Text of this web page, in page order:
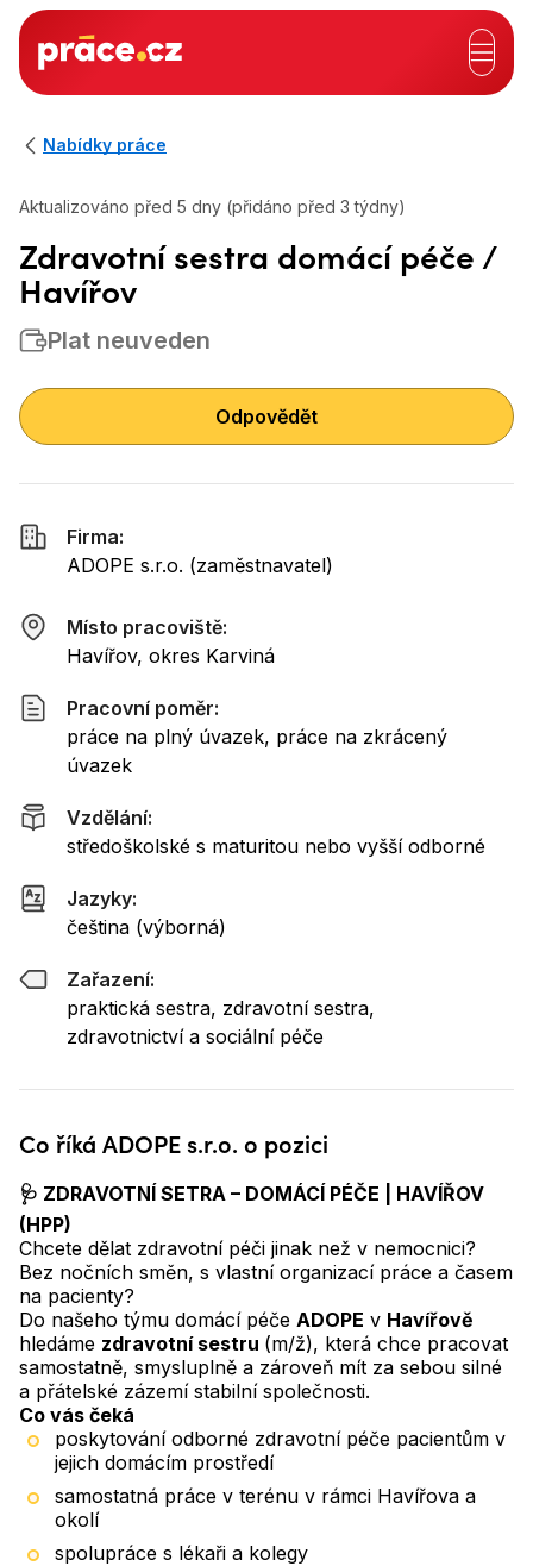
Hlavní záhlaví
Nabídky práce
Aktualizováno před 5 dny (přidáno před 3 týdny)
Zdravotní sestra domácí péče /
Havířov
Plat neuveden
Odpovědět
Firma:
ADOPE s.r.o. (zaměstnavatel)
Místo pracoviště:
Havířov, okres Karviná
Pracovní poměr:
práce na plný úvazek, práce na zkrácený
úvazek
Vzdělání:
středoškolské s maturitou nebo vyšší odborné
Jazyky:
čeština (výborná)
Zařazení:
praktická sestra, zdravotní sestra,
zdravotnictví a sociální péče
Co říká ADOPE s.r.o. o pozici
🩺 ZDRAVOTNÍ SETRA – DOMÁCÍ PÉČE | HAVÍŘOV
(HPP)
Chcete dělat zdravotní péči jinak než v nemocnici?
Bez nočních směn, s vlastní organizací práce a časem
na pacienty?
Do našeho týmu domácí péče ADOPE v Havířově
hledáme zdravotní sestru (m/ž), která chce pracovat
samostatně, smysluplně a zároveň mít za sebou silné
a přátelské zázemí stabilní společnosti.
Co vás čeká
poskytování odborné zdravotní péče pacientům v
jejich domácím prostředí
samostatná práce v terénu v rámci Havířova a
okolí
spolupráce s lékaři a kolegy